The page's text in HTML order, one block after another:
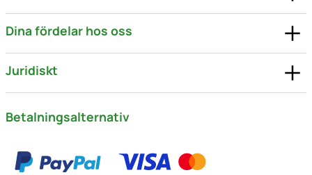
Dina fördelar hos oss
Juridiskt
Betalningsalternativ